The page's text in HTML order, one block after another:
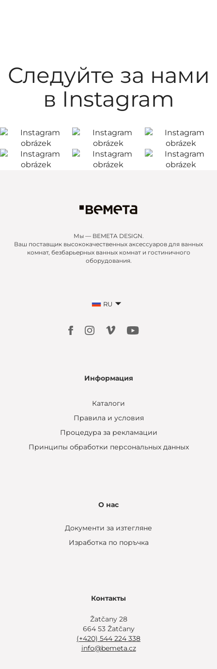
Следуйте за нами
в Instagram
Мы — BEMETA DESIGN.
Ваш поставщик высококачественных аксессуаров для ванных
комнат, безбарьерных ванных комнат и гостиничного
оборудования.
RU
Информация
Каталоги
Правила и условия
Процедура за рекламации
Принципы обработки персональных данных
О нас
Документи за изтегляне
Изработка по поръчка
Контакты
Žatčany 28
664 53 Žatčany
(+420) 544 224 338
info@bemeta.cz